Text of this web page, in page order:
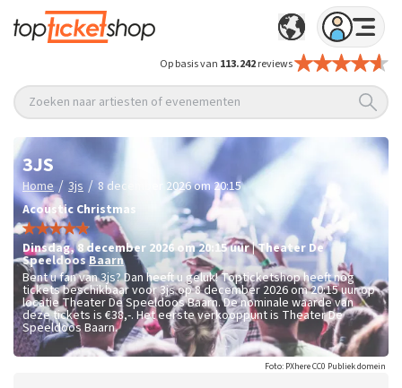
Op basis van 113.242reviews
Zoeken naar artiesten of evenementen
3JS
Home / 3js / 8 december 2026 om 20:15
Acoustic Christmas
dinsdag,8 december 2026 om 20:15uur|Theater De
SpeeldoosBaarn
Bent u fan van 3js? Dan heeft u geluk! Topticketshop heeft nog
tickets beschikbaar voor 3js op 8 december 2026 om 20:15 uur op
locatie Theater De Speeldoos Baarn. De nominale waarde van
deze tickets is €38,-. Het eerste verkooppunt is Theater De
Speeldoos Baarn.
Foto: PXhere CC0 Publiek domein